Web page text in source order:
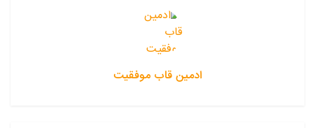
ادمین قاب موفقیت